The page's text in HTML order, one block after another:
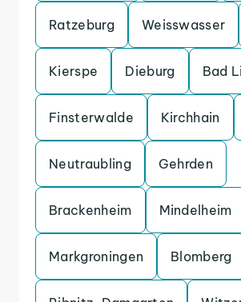
Ratzeburg Weisswasser
Kierspe Dieburg Bad
Finsterwalde Kirchhain
Neutraubling Gehrden
Brackenheim Mindelheim
Markgroningen Blomberg